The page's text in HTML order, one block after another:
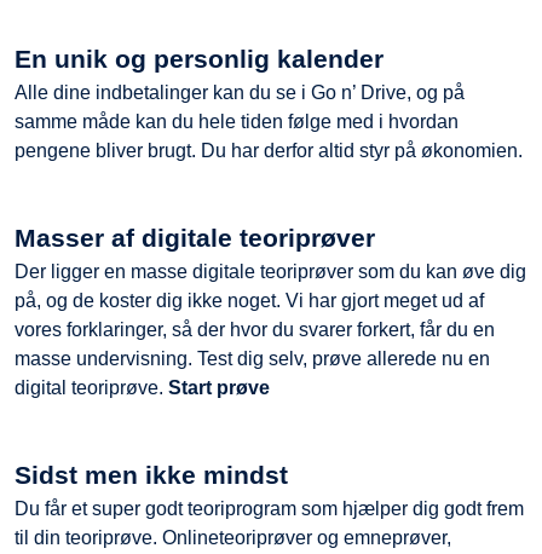
En unik og personlig kalender
Alle dine indbetalinger kan du se i Go n’ Drive, og på
samme måde kan du hele tiden følge med i hvordan
pengene bliver brugt. Du har derfor altid styr på økonomien.
Masser af digitale teoriprøver
Der ligger en masse digitale teoriprøver som du kan øve dig
på, og de koster dig ikke noget. Vi har gjort meget ud af
vores forklaringer, så der hvor du svarer forkert, får du en
masse undervisning. Test dig selv, prøve allerede nu en
digital teoriprøve. Start prøve
Sidst men ikke mindst
Du får et super godt teoriprogram som hjælper dig godt frem
til din teoriprøve. Onlineteoriprøver og emneprøver,